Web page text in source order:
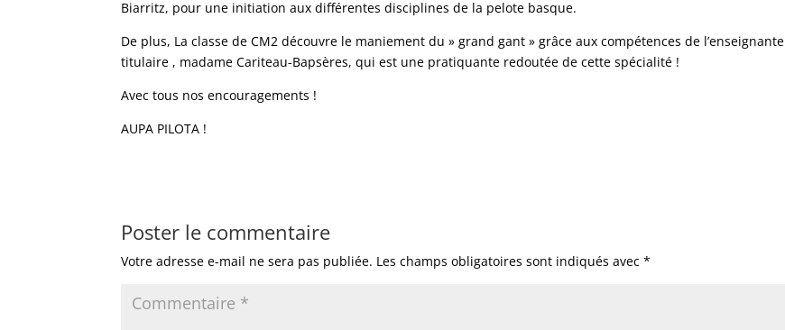
Biarritz, pour une initiation aux différentes disciplines de la pelote basque.
De plus, La classe de CM2 découvre le maniement du » grand gant » grâce aux compétences de l’enseignante
titulaire , madame Cariteau-Bapsères, qui est une pratiquante redoutée de cette spécialité !
Avec tous nos encouragements !
AUPA PILOTA !
Poster le commentaire
Votre adresse e-mail ne sera pas publiée. Les champs obligatoires sont indiqués avec*